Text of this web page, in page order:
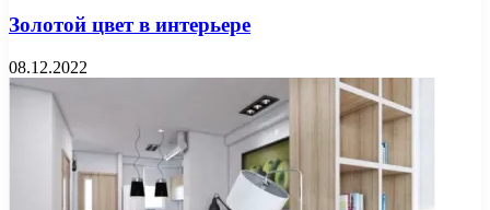
Золотой цвет в интерьере
08.12.2022